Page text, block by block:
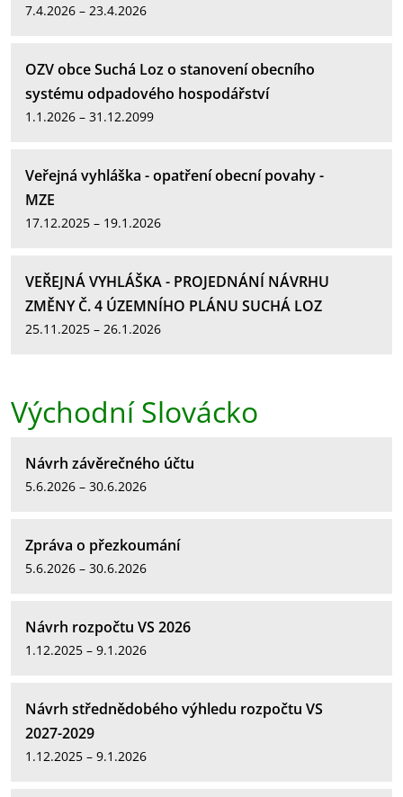
7.4.2026 – 23.4.2026
OZV obce Suchá Loz o stanovení obecního
systému odpadového hospodářství
1.1.2026 – 31.12.2099
Veřejná vyhláška - opatření obecní povahy -
MZE
17.12.2025 – 19.1.2026
VEŘEJNÁ VYHLÁŠKA - PROJEDNÁNÍ NÁVRHU
ZMĚNY Č. 4 ÚZEMNÍHO PLÁNU SUCHÁ LOZ
25.11.2025 – 26.1.2026
Východní Slovácko
Návrh závěrečného účtu
5.6.2026 – 30.6.2026
Zpráva o přezkoumání
5.6.2026 – 30.6.2026
Návrh rozpočtu VS 2026
1.12.2025 – 9.1.2026
Návrh střednědobého výhledu rozpočtu VS
2027-2029
1.12.2025 – 9.1.2026